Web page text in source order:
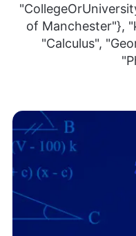
of Manchester"},
"Calculus",